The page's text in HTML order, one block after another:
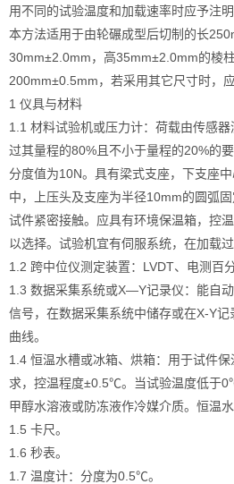
建筑节能类试验仪器
塑料管材检测试验机
用不同的试验温度和加载速率时应予注明
本方法适用于由轮碾成型后切制的长
30mm±2.0mm，高35mm±2.0mm的棱
200mm±0.5mm，若采用其它尺寸时，应
1 仪具与材料
1.1 材料试验机或压力计：荷载由传感
过其量程的80%且不小于量程的20%的
分度值为10N。具有梁式支座，下支座
中，上压头及支座为半径10mm的圆弧
试件紧密接触。应具有环境保温箱，控
以选择。试验机宜有伺服系统，在加载
1.2 跨中位仪测定装置：LVDT、电测百
1.3 数据采集系统或X—Y记录仪：能自
信号，在数据采集系统中储存或在X-Y
曲线。
1.4 恒温水槽或冰箱、烘箱：用于试件
求，控温程度±0.5℃。当试验温度低于
甲醇水溶液或防冻液作冷媒介质。恒温
1.5 卡尺。
1.6 秒表。
1.7 温度计：分度为0.5℃。